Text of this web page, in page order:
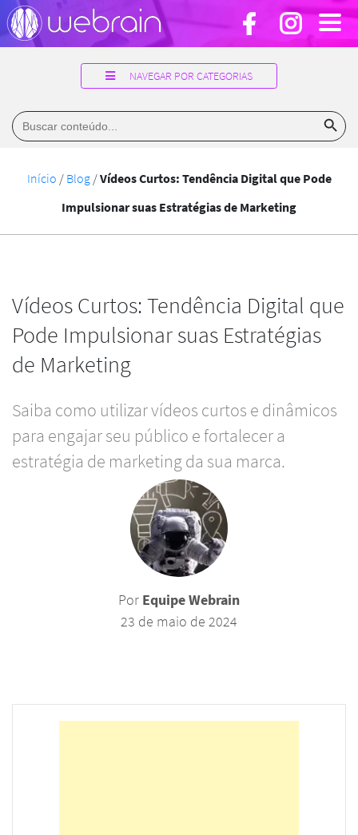
NAVEGAR POR CATEGORIAS
Search
for:
Search Button
Início / Blog/Vídeos Curtos: Tendência Digital que Pode
Impulsionar suas Estratégias de Marketing
Vídeos Curtos: Tendência Digital que
Pode Impulsionar suas Estratégias
de Marketing
Saiba como utilizar vídeos curtos e dinâmicos
para engajar seu público e fortalecer a
estratégia de marketing da sua marca.
Por Equipe Webrain
23 de maio de 2024